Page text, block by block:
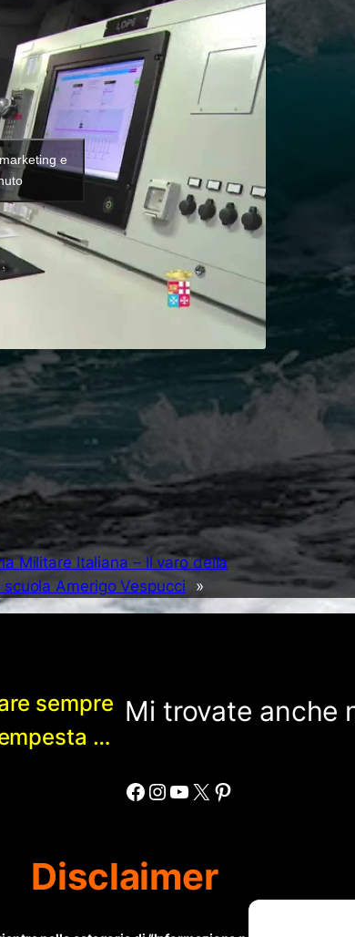
e
Militare Italiana – Il varo della
scuola Amerigo Vespucci
»
sempre
…
Mi trovate anche
Facebook Instagram YouTube X Pinterest
Disclaimer